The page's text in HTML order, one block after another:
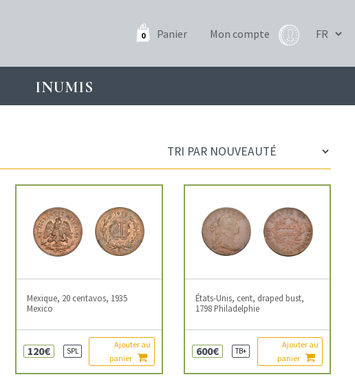
0 Panier Mon compte
INUMIS
Mexique, 20 centavos, 1935
Mexico
120€ SPL
Ajouter au
panier
États-Unis, cent, draped bust,
1798 Philadelphie
600€ TB+
Ajouter au
panier